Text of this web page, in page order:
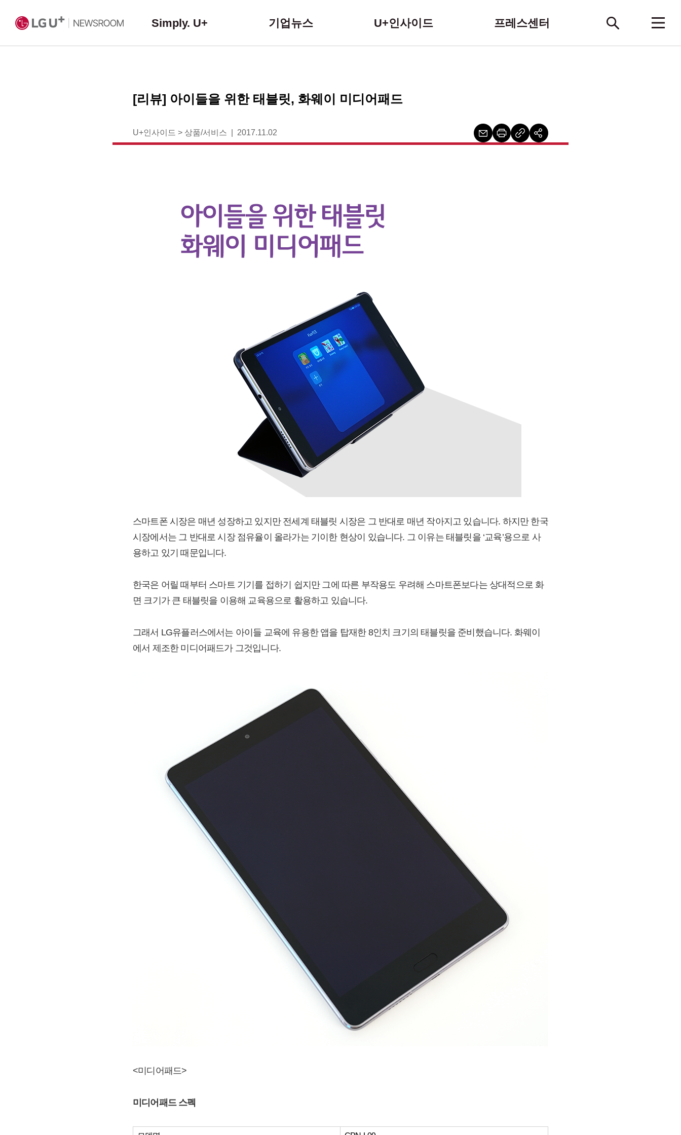
Simply. U+ 기업뉴스 U+인사이드 프레스센터
[리뷰] 아이들을 위한 태블릿, 화웨이 미디어패드
U+인사이드 > 상품/서비스 2017.11.02
스마트폰 시장은 매년 성장하고 있지만 전세계 태블릿 시장은 그 반대로 매년 작아지고 있습니다. 하지만 한국
시장에서는 그 반대로 시장 점유율이 올라가는 기이한 현상이 있습니다. 그 이유는 태블릿을 ‘교육’용으로 사
용하고 있기 때문입니다.
한국은 어릴 때부터 스마트 기기를 접하기 쉽지만 그에 따른 부작용도 우려해 스마트폰보다는 상대적으로 화
면 크기가 큰 태블릿을 이용해 교육용으로 활용하고 있습니다.
그래서 LG유플러스에서는 아이들 교육에 유용한 앱을 탑재한 8인치 크기의 태블릿을 준비했습니다. 화웨이
에서 제조한 미디어패드가 그것입니다.
<미디어패드>
미디어패드 스펙